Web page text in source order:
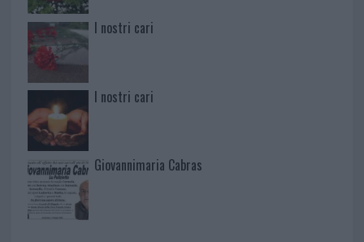
I nostri cari
I nostri cari
Giovannimaria Cabras